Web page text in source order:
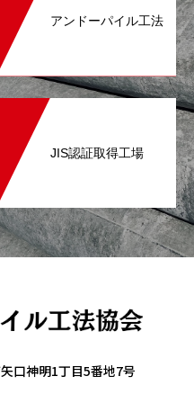
アンドーパイル工法
JIS認証取得工場
口神明1丁目5番地7号